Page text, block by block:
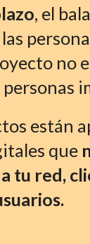
, el
no
personas
están
que
tu red,